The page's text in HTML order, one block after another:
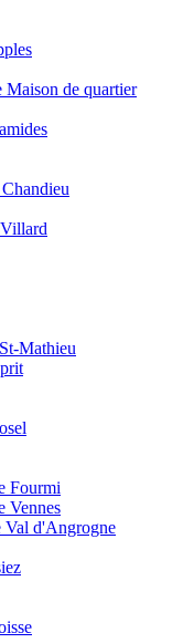
Maison de quartier
Mathieu
Fourmi
Vennes
Val d'Angrogne